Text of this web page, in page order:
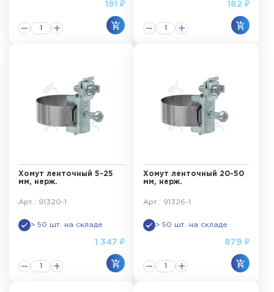
191 ₽ 182 ₽
Хомут ленточный 5-25
мм, нерж.
Арт.: 91320-1
> 50 шт. на складе
1 347 ₽
Хомут ленточный 20-50
мм, нерж.
Арт.: 91326-1
> 50 шт. на складе
879 ₽